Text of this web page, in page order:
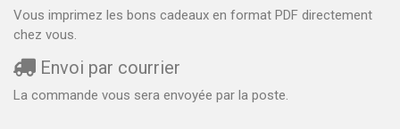
Vous imprimez les bons cadeaux en format PDF directement
chez vous.
Envoi par courrier
La commande vous sera envoyée par la poste.